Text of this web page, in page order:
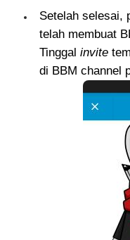
Setelah selesai,
telah membuat
Tinggal invite
di BBM channel